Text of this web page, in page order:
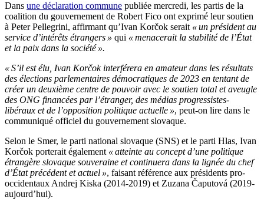
Dans une déclaration commune publiée mercredi, les partis de la
coalition du gouvernement de Robert Fico ont exprimé leur soutien
à Peter Pellegrini, affirmant qu’Ivan Korčok serait « un président au
service d’intérêts étrangers » qui « menacerait la stabilité de l’État
et la paix dans la société ».
« S’il est élu, Ivan Korčok interférera en amateur dans les résultats
des élections parlementaires démocratiques de 2023 en tentant de
créer un deuxième centre de pouvoir avec le soutien total et aveugle
des ONG financées par l’étranger, des médias progressistes-
libéraux et de l’opposition politique actuelle », peut-on lire dans le
communiqué officiel du gouvernement slovaque.
Selon le Smer, le parti national slovaque (SNS) et le parti Hlas, Ivan
Korčok porterait également « atteinte au concept d’une politique
étrangère slovaque souveraine et continuera dans la lignée du chef
d’État précédent et actuel », faisant référence aux présidents pro-
occidentaux Andrej Kiska (2014-2019) et Zuzana Čaputová (2019-
aujourd’hui).